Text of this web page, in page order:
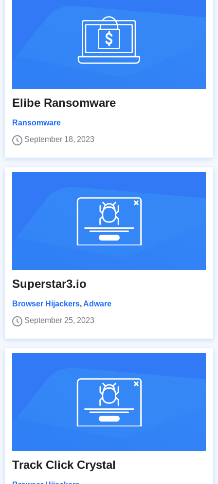
Elibe Ransomware
Ransomware
September 18, 2023
Superstar3.io
Browser Hijackers, Adware
September 25, 2023
Track Click Crystal